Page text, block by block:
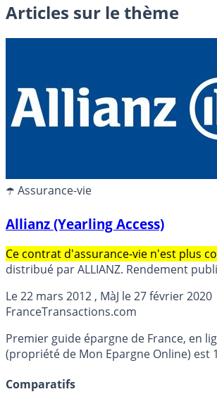
Articles sur le thème
☂️ Assurance-vie
Allianz (Yearling Access)
Ce contrat d'assurance-vie n'est plus
distribué par ALLIANZ. Rendement
Le22 mars 2012 , MàJ le27 février 2020
FranceTransactions.com
Premier guide épargne de France, en
(propriété de Mon Epargne Online) est
Comparatifs